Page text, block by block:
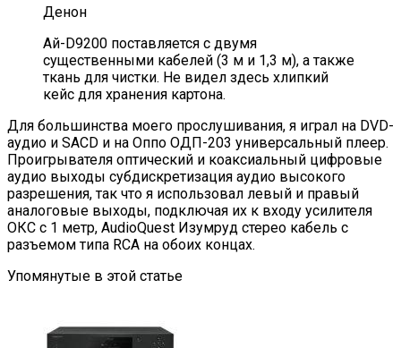
Денон
Ай-D9200 поставляется с двумя
существенными кабелей (3 м и 1,3 м), а также
ткань для чистки. Не видел здесь хлипкий
кейс для хранения картона.
Для большинства моего прослушивания, я играл на DVD-
аудио и SACD и на Оппо ОДП-203 универсальный плеер.
Проигрывателя оптический и коаксиальный цифровые
аудио выходы субдискретизация аудио высокого
разрешения, так что я использовал левый и правый
аналоговые выходы, подключая их к входу усилителя
ОКС с 1 метр, AudioQuest Изумруд стерео кабель с
разъемом типа RCA на обоих концах.
Упомянутые в этой статье